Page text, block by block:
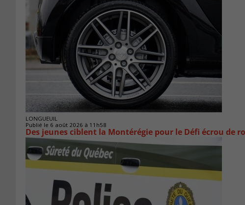
LONGUEUIL
Publié le 6 août 2026 à 11h58
Des jeunes ciblent la Montérégie pour le Défi écrou de